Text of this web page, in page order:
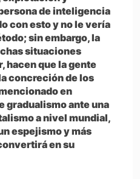
de inteligencia
con esto y no le vería
sin embargo, la
situaciones
hacen que la gente
concreción de los
en
gradualismo ante una
a nivel mundial,
espejismo y más
en su